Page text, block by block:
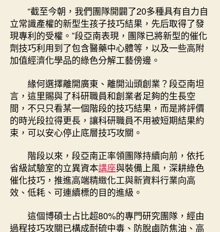
“截至今朝，我們團隊開闢了20多種具有自力自
立常識產權的新型生孩子技巧結果，先后取得了發
現專利的受權。”段亞南表現，團隊已將新型的催化
劑技巧利用到了包含醫藥中心體等，以及一些高附
加值經濟化學品的綠色分解工藝傍邊。
緣何選擇離開廣東、離開汕頭創業？段亞南坦
言，這里賜與了科研職員和創業者足夠的生長空
間，不只只看某一個階段的技巧結果，而是將評價
的時光段拉得更長，讓科研職員不用被短期結果約
束，可以安心停止底層技巧攻關。
階段以來，段亞南正率領團隊持續向前，依托
省級試驗室的立異資本講座與裝備上風，深耕綠色
催化技巧，推進高端精緻化工與新資料行業向高
效、低耗、可連續標的目的進級。
這個博碩士占比超80%的專門研究團隊，經由
過程技巧攻關已構成耐硫中毒、防脫鹵防焦油、高